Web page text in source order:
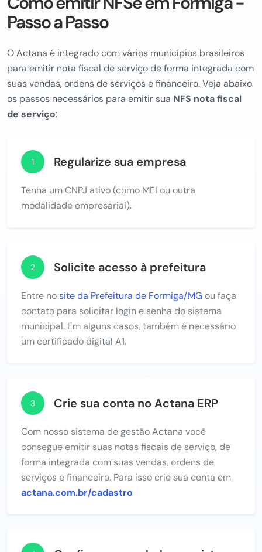
Passo a Passo
O Actana é integrado com vários municípios brasileiros
para emitir nota fiscal de serviço de forma integrada com
suas vendas, ordens de serviços e financeiro. Veja abaixo
os passos necessários para emitir sua NFS nota fiscal
de serviço:
1 Regularize sua empresa
Tenha um CNPJ ativo (como MEI ou outra
modalidade empresarial).
2 Solicite acesso à prefeitura
Entre nosite da Prefeitura de Formiga/MGou faça
contato para solicitar login e senha do sistema
municipal. Em alguns casos, também é necessário
um certificado digital A1.
3 Crie sua conta no Actana ERP
Com nosso sistema de gestão Actana você
consegue emitir suas notas fiscais de serviço, de
forma integrada com suas vendas, ordens de
serviços e financeiro. Para isso crie sua conta em
actana.com.br/cadastro